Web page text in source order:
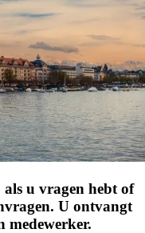
als u vragen hebt of
U ontvangt
medewerker.